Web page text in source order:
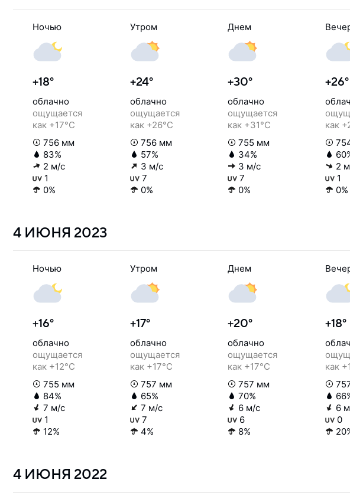
Ночью
+18°
облачно
ощущается
как +17°C
756 мм
83%
2 м/с
1
0%
Утром
+24°
облачно
ощущается
как +26°C
756 мм
57%
3 м/с
7
0%
Днем
+30°
облачно
ощущается
как +31°C
755 мм
34%
3 м/с
7
0%
+26°
как
2
1
0%
4 ИЮНЯ 2023
Ночью
+16°
облачно
ощущается
как +12°C
755 мм
84%
7 м/с
1
12%
Утром
+17°
облачно
ощущается
как +17°C
757 мм
65%
7 м/с
7
4%
Днем
+20°
облачно
ощущается
как +17°C
757 мм
70%
6 м/с
6
8%
+18°
как
6
0
4 ИЮНЯ 2022